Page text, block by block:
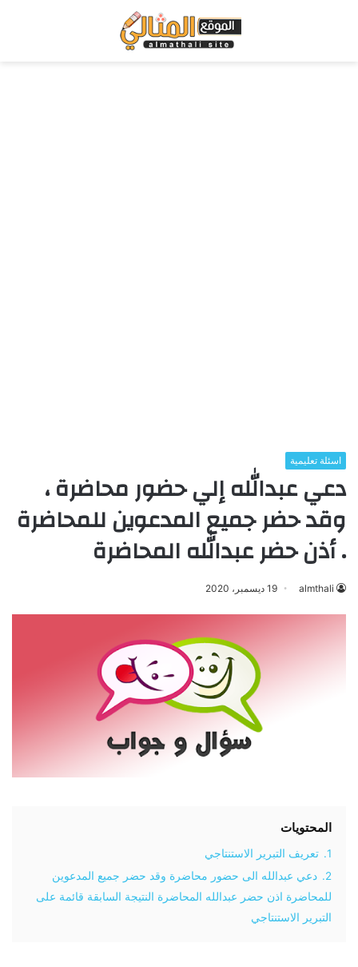
اسئلة تعليمية
دعي عبدالله إلي حضور محاضرة ،
وقد حضر جميع المدعوين للمحاضرة
. أذن حضر عبدالله المحاضرة
almthali 19 ديسمبر، 2020
المحتويات
1.
تعريف التبرير الاستنتاجي
2.
دعي عبدالله الى حضور محاضرة وقد حضر جميع المدعوين
للمحاضرة اذن حضر عبدالله المحاضرة النتيجة السابقة قائمة على
التبرير الاستنتاجي